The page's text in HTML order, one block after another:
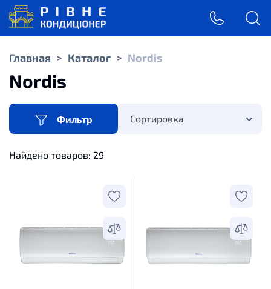
Главная > Каталог > Nordis
Nordis
Фильтр Сортировка
Найдено товаров: 29